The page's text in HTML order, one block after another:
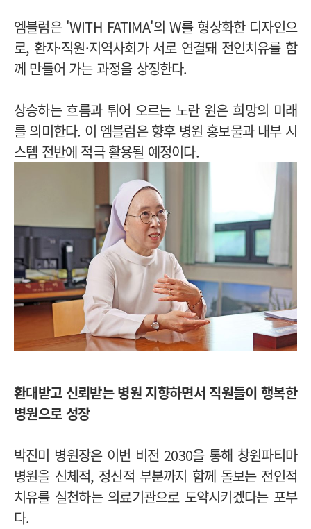
엠블럼은 'WITH FATIMA'의 W를 형상화한 디자인으
로, 환자·직원·지역사회가 서로 연결돼 전인치유를 함
께 만들어 가는 과정을 상징한다.
상승하는 흐름과 튀어 오르는 노란 원은 희망의 미래
를 의미한다. 이 엠블럼은 향후 병원 홍보물과 내부 시
스템 전반에 적극 활용될 예정이다.
환대받고 신뢰받는 병원 지향하면서 직원들이 행복한
병원으로 성장
박진미 병원장은 이번 비전 2030을 통해 창원파티마
병원을 신체적, 정신적 부분까지 함께 돌보는 전인적
치유를 실천하는 의료기관으로 도약시키겠다는 포부
다.